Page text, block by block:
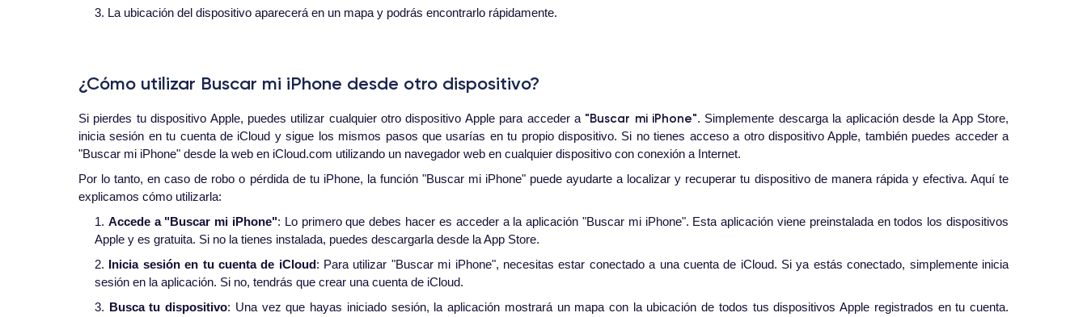
3. La ubicación del dispositivo aparecerá en un mapa y podrás encontrarlo rápidamente.
¿Cómo utilizar Buscar mi iPhone desde otro dispositivo?
Si pierdes tu dispositivo Apple, puedes utilizar cualquier otro dispositivo Apple para acceder a "Buscar mi iPhone". Simplemente descarga la aplicación desde la App Store,
inicia sesión en tu cuenta de iCloud y sigue los mismos pasos que usarías en tu propio dispositivo. Si no tienes acceso a otro dispositivo Apple, también puedes acceder a
"Buscar mi iPhone" desde la web en iCloud.com utilizando un navegador web en cualquier dispositivo con conexión a Internet.
Por lo tanto, en caso de robo o pérdida de tu iPhone, la función "Buscar mi iPhone" puede ayudarte a localizar y recuperar tu dispositivo de manera rápida y efectiva. Aquí te
explicamos cómo utilizarla:
1. Accede a "Buscar mi iPhone": Lo primero que debes hacer es acceder a la aplicación "Buscar mi iPhone". Esta aplicación viene preinstalada en todos los dispositivos
Apple y es gratuita. Si no la tienes instalada, puedes descargarla desde la App Store.
2.
Inicia sesión en tu cuenta de iCloud: Para utilizar "Buscar mi iPhone", necesitas estar conectado a una cuenta de iCloud. Si ya estás conectado, simplemente inicia
sesión en la aplicación. Si no, tendrás que crear una cuenta de iCloud.
3. Busca tu dispositivo: Una vez que hayas iniciado sesión, la aplicación mostrará un mapa con la ubicación de todos tus dispositivos Apple registrados en tu cuenta.